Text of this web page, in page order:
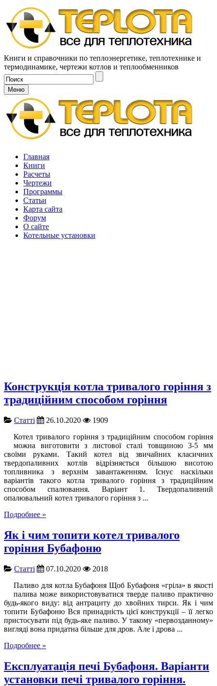
Книги и справочники по теплоэнергетике, теплотехнике и
термодинамике, чертежи котлов и теплообменников
Меню
Главная
Книги
Расчеты
Чертежи
Программы
Статьи
Карта сайта
Форум
О сайте
Котельные установки
Конструкція котла тривалого горіння з
традиційним способом горіння
Cтатті 26.10.2020
1909
Котел тривалого горіння з традиційним способом горіння
можна виготовити з листової сталі товщиною 3-5 мм
своїми руками. Такий котел від звичайних класичних
твердопаливних котлів відрізняється більшою висотою
топливника з верхнім завантаженням. Існує наскільки
варіантів такого котла тривалого горіння з традиційним
способом спалювання. Варіант 1. Твердопаливний
опалювальний котел тривалого горіння з ...
Подробнее »
Як і чим топити котел тривалого
горіння Бубафоню
Cтатті 07.10.2020
2018
Паливо для котла Бубафоня Щоб Бубафоня «гріла» в якості
палива може використовуватися тверде паливо практично
будь-якого виду: від антрациту до хвойних тирси. Як і чим
топити Бубафоню Вся принадність цієї конструкції – її легко
пристосувати під будь-яке паливо. У такому «первозданному»
вигляді вона придатна більше для дров. Але і дрова ...
Подробнее »
Експлуатація печі Бубафоня. Варіанти
установки печі тривалого горіння.